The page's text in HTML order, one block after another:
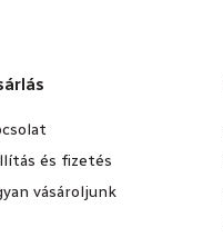
és fizetés
vásároljunk